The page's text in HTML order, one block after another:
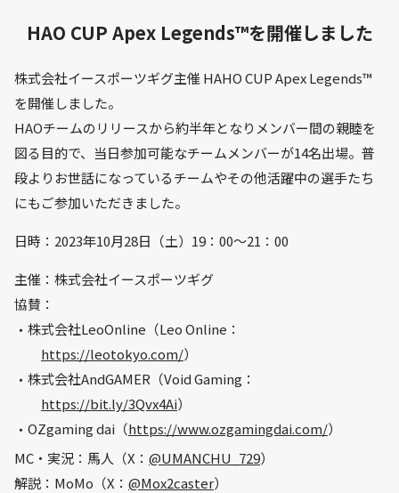
HAO CUP Apex Legends™を開催しました
株式会社イースポーツギグ主催 HAHO CUP Apex Legends™
を開催しました。
HAOチームのリリースから約半年となりメンバー間の親睦を
図る目的で、当日参加可能なチームメンバーが14名出場。普
段よりお世話になっているチームやその他活躍中の選手たち
にもご参加いただきました。
日時：2023年10月28日（土）19：00～21：00
主催：株式会社イースポーツギグ
協賛：
株式会社LeoOnline（Leo Online：
https://leotokyo.com/）
株式会社AndGAMER（Void Gaming：
https://bit.ly/3Qvx4Ai）
OZgaming dai（https://www.ozgamingdai.com/）
MC・実況：馬人（X： @UMANCHU_729）
解説：MoMo（X： @Mox2caster）